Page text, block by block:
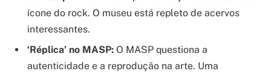
ícone do rock. O museu está repleto de acervos
interessantes.
‘Réplica’ no MASP: O MASP questiona a
autenticidade e a reprodução na arte. Uma